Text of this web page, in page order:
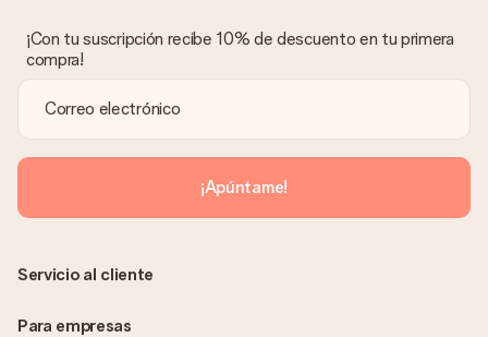
asunto contigo. Ponte en contacto con nuestro equipo de
atención al cliente por teléfono, correo electrónico o chat y
buscaremos una solución adecuada para ti.
¿Se envía la factura junto con el pedido?
La factura y cualquier otra información relativa a tu regalo se
enviará únicamente por correo electrónico. El regalo se enviará
sin ninguna información adicional Así, evitaremos que la
persona que recibe el regalo la vea. ¡No le enviaremos nada
más que su increíble regalo! ¿Quieres que sepa quién se lo
¡Con tu suscripción recibe 10% de descuento en tu primera
compra!
¡Apúntame!
Servicio al cliente
Para empresas